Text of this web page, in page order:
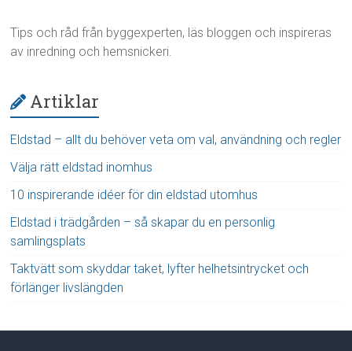
Tips och råd från byggexperten, läs bloggen och inspireras
av inredning och hemsnickeri.
Artiklar
Eldstad – allt du behöver veta om val, användning och regler
Välja rätt eldstad inomhus
10 inspirerande idéer för din eldstad utomhus
Eldstad i trädgården – så skapar du en personlig
samlingsplats
Taktvätt som skyddar taket, lyfter helhetsintrycket och
förlänger livslängden